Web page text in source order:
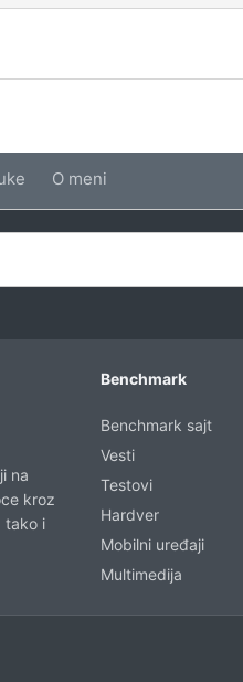
O meni
na
kroz
tako i
Benchmark
Benchmark sajt
Vesti
Testovi
Hardver
Mobilni uređaji
Multimedija